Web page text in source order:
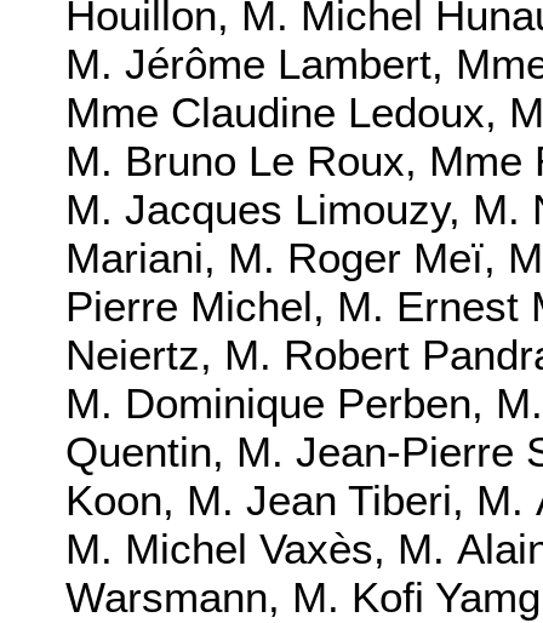
Houillon, M. Michel
M. Jérôme Lambert,
Mme Claudine Ledoux,
M. Bruno Le Roux, Mme
M. Jacques Limouzy, M.
Mariani, M. Roger Meï,
Pierre Michel, M. Ernest
Neiertz, M. Robert
M. Dominique Perben,
Quentin, M. Jean-Pierre
Koon, M. Jean Tiberi, M.
M. Michel Vaxès, M.
Warsmann, M. Kofi